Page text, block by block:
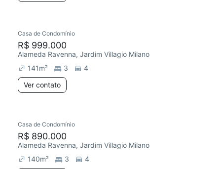
Redecorar
Casa de Condomínio
R$ 999.000
Alameda Ravenna, Jardim Villagio Milano
141m² 3
4
Ver contato
Casa de Condomínio
R$ 890.000
Alameda Ravenna, Jardim Villagio Milano
140m² 3
4